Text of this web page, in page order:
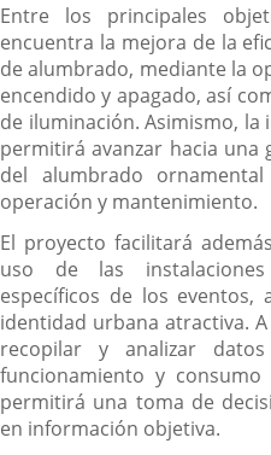
Entre los principales
encuentra la mejora de la
de alumbrado, mediante la
encendido y apagado, así
de iluminación. Asimismo,
permitirá avanzar hacia una
del alumbrado
operación y mantenimiento.
El proyecto facilitará
uso de las
específicos de los
identidad urbana atractiva.
recopilar y analizar
funcionamiento y
permitirá una toma de
en información objetiva.